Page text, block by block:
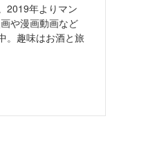
2019年よりマン
や漫画動画など
。趣味はお酒と旅